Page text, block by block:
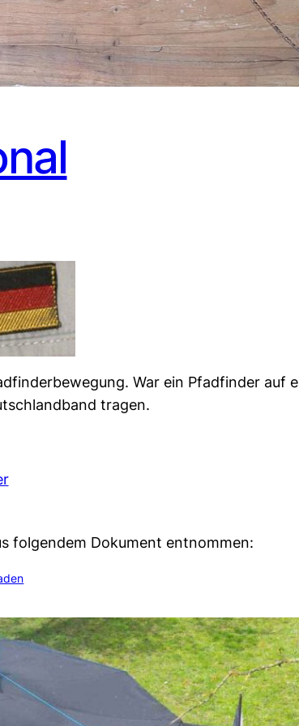
War ein Pfadfinder auf
tragen.
folgendem Dokument entnommen: